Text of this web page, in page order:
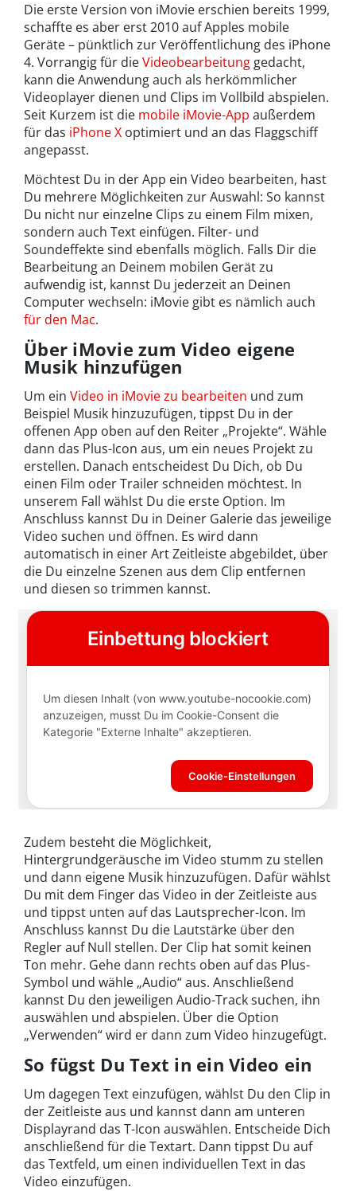
Die erste Version von iMovie erschien bereits 1999,
schaffte es aber erst 2010 auf Apples mobile
Geräte – pünktlich zur Veröffentlichung des iPhone
4. Vorrangig für dieVideobearbeitung gedacht,
kann die Anwendung auch als herkömmlicher
Videoplayer dienen und Clips im Vollbild abspielen.
Seit Kurzem ist die mobile iMovie-App außerdem
für das iPhone X optimiert und an das Flaggschiff
angepasst.
Möchtest Du in der App ein Video bearbeiten, hast
Du mehrere Möglichkeiten zur Auswahl: So kannst
Du nicht nur einzelne Clips zu einem Film mixen,
sondern auch Text einfügen. Filter- und
Soundeffekte sind ebenfalls möglich. Falls Dir die
Bearbeitung an Deinem mobilen Gerät zu
aufwendig ist, kannst Du jederzeit an Deinen
Computer wechseln: iMovie gibt es nämlich auch
für den Mac.
Über iMovie zum Video eigene
Musik hinzufügen
Um ein Video in iMovie zu bearbeiten und zum
Beispiel Musik hinzuzufügen, tippst Du in der
offenen App oben auf den Reiter „Projekte“. Wähle
dann das Plus-Icon aus, um ein neues Projekt zu
erstellen. Danach entscheidest Du Dich, ob Du
einen Film oder Trailer schneiden möchtest. In
unserem Fall wählst Du die erste Option. Im
Anschluss kannst Du in Deiner Galerie das jeweilige
Video suchen und öffnen. Es wird dann
automatisch in einer Art Zeitleiste abgebildet, über
die Du einzelne Szenen aus dem Clip entfernen
und diesen so trimmen kannst.
Zudem besteht die Möglichkeit,
Hintergrundgeräusche im Video stumm zu stellen
und dann eigene Musik hinzuzufügen. Dafür wählst
Du mit dem Finger das Video in der Zeitleiste aus
und tippst unten auf das Lautsprecher-Icon. Im
Anschluss kannst Du die Lautstärke über den
Regler auf Null stellen. Der Clip hat somit keinen
Ton mehr. Gehe dann rechts oben auf das Plus-
Symbol und wähle „Audio“ aus. Anschließend
kannst Du den jeweiligen Audio-Track suchen, ihn
auswählen und abspielen. Über die Option
„Verwenden“ wird er dann zum Video hinzugefügt.
So fügst Du Text in ein Video ein
Um dagegen Text einzufügen, wählst Du den Clip in
der Zeitleiste aus und kannst dann am unteren
Displayrand das T-Icon auswählen. Entscheide Dich
anschließend für die Textart. Dann tippst Du auf
das Textfeld, um einen individuellen Text in das
Video einzufügen.